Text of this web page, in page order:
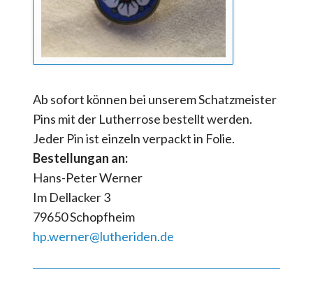
Ab sofort können bei unserem Schatzmeister
Pins mit der Lutherrose bestellt werden.
Jeder Pin ist einzeln verpackt in Folie.
Bestellungan an:
Hans-Peter Werner
Im Dellacker 3
79650 Schopfheim
hp.werner@lutheriden.de